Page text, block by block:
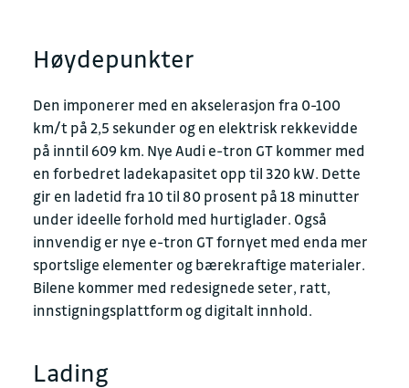
Høydepunkter
Den imponerer med en akselerasjon fra 0-100
km/t på 2,5 sekunder og en elektrisk rekkevidde
på inntil 609 km. Nye Audi e-tron GT kommer med
en forbedret ladekapasitet opp til 320 kW. Dette
gir en ladetid fra 10 til 80 prosent på 18 minutter
under ideelle forhold med hurtiglader. Også
innvendig er nye e-tron GT fornyet med enda mer
sportslige elementer og bærekraftige materialer.
Bilene kommer med redesignede seter, ratt,
innstigningsplattform og digitalt innhold.
Lading